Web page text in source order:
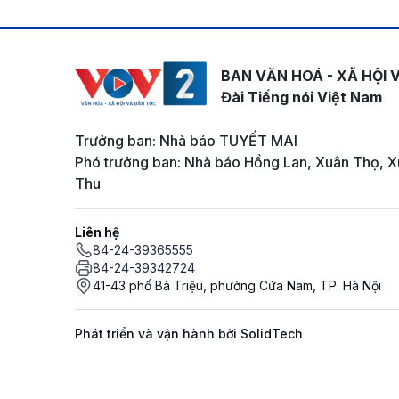
BAN VĂN HOÁ - XÃ HỘI
Đài Tiếng nói Việt Nam
Trưởng ban: Nhà báo TUYẾT MAI
Phó trưởng ban: Nhà báo Hồng Lan, Xuân Thọ,
Thu
Liên hệ
84-24-39365555
84-24-39342724
41-43 phố Bà Triệu, phường Cửa Nam, TP. Hà Nội
Phát triển và vận hành bởi SolidTech